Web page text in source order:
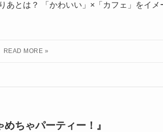
あとは？ 「かわいい」×「カフェ」をイ
ちゃパーティー！』